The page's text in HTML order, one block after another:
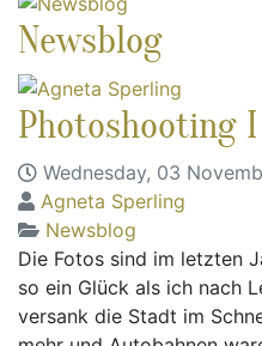
Newsblog
Photoshooting I
Wednesday, 03
Agneta Sperling
Newsblog
Die Fotos sind im letzten
so ein Glück als ich nach
versank die Stadt im